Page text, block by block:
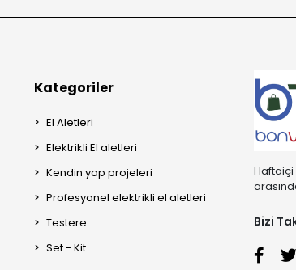
Kategoriler
El Aletleri
Elektrikli El aletleri
Kendin yap projeleri
Profesyonel elektrikli el aletleri
Testere
Set - Kit
Haftaiçi
Bizi